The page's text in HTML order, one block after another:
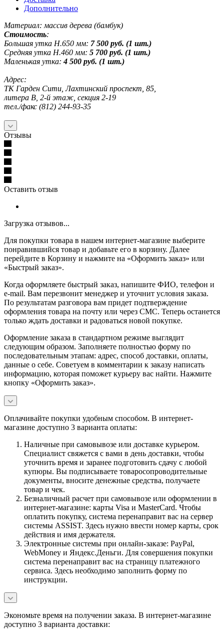
Дополнительно
Материал: массив дерева (бамбук)
Стоимость:
Большая утка Н.650 мм: 7 500 руб. (1 шт.)
Средняя утка Н.460 мм: 5 700 руб. (1 шт.)
Маленькая утка:4 500 руб. (1 шт.)
Адрес:
ТК Гарден Сити, Лахтинский проспект, 85,
литера В, 2-й этаж, секция 2-19
тел./факс (812) 244-93-35
Отзывы
Оставить отзыв
Загрузка отзывов...
Для покупки товара в нашем интернет-магазине выберите
понравившийся товар и добавьте его в корзину. Далее
перейдите в Корзину и нажмите на «Оформить заказ» или
«Быстрый заказ».
Когда оформляете быстрый заказ, напишите ФИО, телефон и
e-mail. Вам перезвонит менеджер и уточнит условия заказа.
По результатам разговора вам придет подтверждение
оформления товара на почту или через СМС. Теперь останется
только ждать доставки и радоваться новой покупке.
Оформление заказа в стандартном режиме выглядит
следующим образом. Заполняете полностью форму по
последовательным этапам: адрес, способ доставки, оплаты,
данные о себе. Советуем в комментарии к заказу написать
информацию, которая поможет курьеру вас найти. Нажмите
кнопку «Оформить заказ».
Оплачивайте покупки удобным способом. В интернет-
магазине доступно 3 варианта оплаты:
Наличные при самовывозе или доставке курьером.
Специалист свяжется с вами в день доставки, чтобы
уточнить время и заранее подготовить сдачу с любой
купюры. Вы подписываете товаросопроводительные
документы, вносите денежные средства, получаете
товар и чек.
Безналичный расчет при самовывозе или оформлении в
интернет-магазине: карты Visa и MasterCard. Чтобы
оплатить покупку, система перенаправит вас на сервер
системы ASSIST. Здесь нужно ввести номер карты, срок
действия и имя держателя.
Электронные системы при онлайн-заказе: PayPal,
WebMoney и Яндекс.Деньги. Для совершения покупки
система перенаправит вас на страницу платежного
сервиса. Здесь необходимо заполнить форму по
инструкции.
Экономьте время на получении заказа. В интернет-магазине
доступно 3 варианта доставки: